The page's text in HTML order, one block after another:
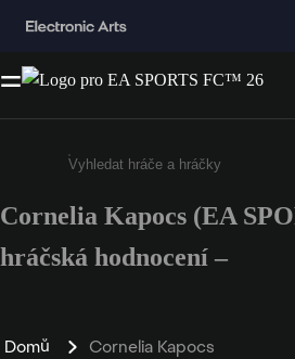
Enter a minimum of 3
Cornelia Kapocs (EA
hráčská hodnocení –
Domů Cornelia Kapocs